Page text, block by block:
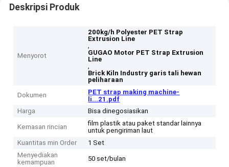
Deskripsi Produk
Menyorot
200kg/h Polyester PET Strap
Extrusion Line
,
GUGAO Motor PET Strap Extrusion
Line
,
Brick Kiln Industry garis tali hewan
peliharaan
Dokumen
PET strap making machine-
li...21.pdf
Harga
Bisa dinegosiasikan
Kemasan rincian
film plastik atau paket standar lainnya
untuk pengiriman laut
Kuantitas min Order
1 Set
Menyediakan
kemampuan
50 set/bulan